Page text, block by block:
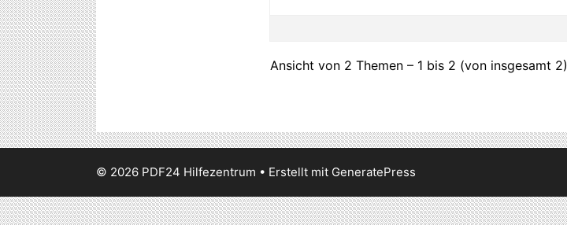
Ansicht von 2 Themen – 1 bis 2 (von insgesamt 2)
© 2026 PDF24 Hilfezentrum • Erstellt mit GeneratePress